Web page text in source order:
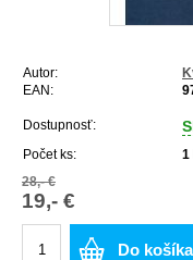
Autor:
EAN:
Dostupnosť:
Počet ks: 1
28,- €
19,- €
Do košíka